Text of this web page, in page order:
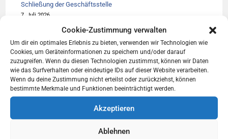
Cookie-Zustimmung verwalten
Um dir ein optimales Erlebnis zu bieten, verwenden wir Technologien wie
Cookies, um Geräteinformationen zu speichern und/oder darauf
zuzugreifen. Wenn du diesen Technologien zustimmst, können wir Daten
wie das Surfverhalten oder eindeutige IDs auf dieser Website verarbeiten.
Wenn du deine Zustimmung nicht erteilst oder zurückziehst, können
bestimmte Merkmale und Funktionen beeinträchtigt werden.
Akzeptieren
Ablehnen
Schließung der Geschäftsstelle
7. Juli 2026
Erfolgreiche Teilnahme am Kampf um den Würmtalpokal in Weil
6. Juli 2026
Wir suchen Dich… als Übungsleiter/-in fürs Kinderturnen
5. Juli 2026
Erfolgreiche Teilnahme am Sprintercup mit Übernachtung im
Freibad Kirchheim